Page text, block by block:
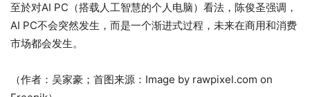
至於对AI PC（搭载人工智慧的个人电脑）看法，陈俊圣强调，
AI PC不会突然发生，而是一个渐进式过程，未来在商用和消费
市场都会发生。
（作者：吴家豪；首图来源：Image by rawpixel.com on